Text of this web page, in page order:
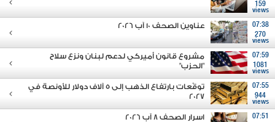
159
views
07:38
270
views
عناوين الصحف 10 آب 2026
07:59
1081
views
مشروع قانون أميركي لدعم لبنان ونزع سلاح
"الحزب"
07:55
944
views
توقّعات بارتفاع الذهب إلى 5 آلاف دولار للأونصة في
2027
07:51
اسرار الصحف 8 آب 2026